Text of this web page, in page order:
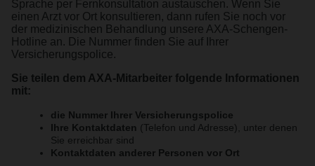
Sprache per Fernkonsultation austauschen. Wenn Sie
einen Arzt vor Ort konsultieren, dann rufen Sie noch vor
der medizinischen Behandlung unsere AXA-Schengen-
Hotline an. Die Nummer finden Sie auf Ihrer
Versicherungspolice.
Sie teilen dem AXA-Mitarbeiter folgende Informationen
mit:
die Nummer Ihrer Versicherungspolice
Ihre Kontaktdaten (Telefon und Adresse), unter denen
Sie erreichbar sind
Kontaktdaten anderer Personen vor Ort